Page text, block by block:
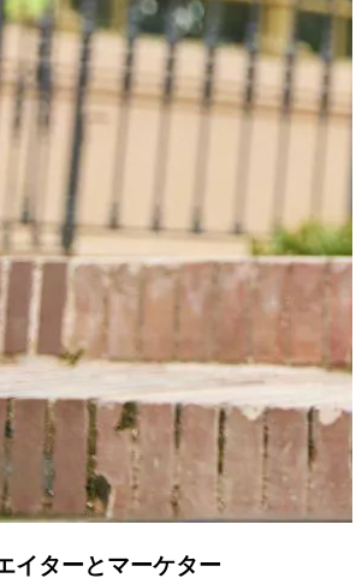
イターとマーケター